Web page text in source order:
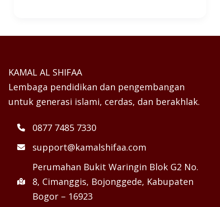
KAMAL AL SHIFAA
Lembaga pendidikan dan pengembangan
untuk generasi islami, cerdas, dan berakhlak.
0877 7485 7330
support@kamalshifaa.com
Perumahan Bukit Waringin Blok G2 No.
8, Cimanggis, Bojonggede, Kabupaten
Bogor – 16923